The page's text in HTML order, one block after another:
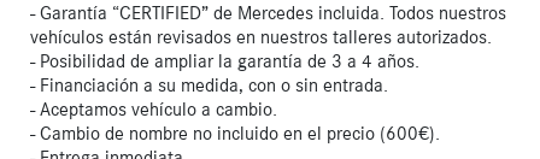
- Garantía “CERTIFIED” de Mercedes incluida. Todos nuestros
vehículos están revisados en nuestros talleres autorizados.
- Posibilidad de ampliar la garantía de 3 a 4 años.
- Financiación a su medida, con o sin entrada.
- Aceptamos vehículo a cambio.
- Cambio de nombre no incluido en el precio (600€).